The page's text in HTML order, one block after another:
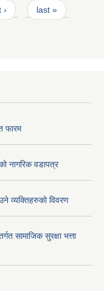
› last »
फारम
नागरिक वडापत्र
व्यक्तिहरुको विवरण
सामाजिक सुरक्षा भत्ता